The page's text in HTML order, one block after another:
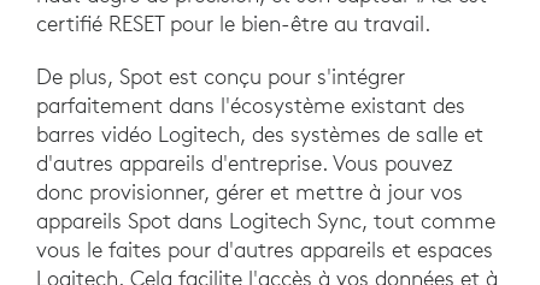
certifié RESET pour le bien-être au travail.
De plus, Spot est conçu pour s'intégrer
parfaitement dans l'écosystème existant des
barres vidéo Logitech, des systèmes de salle et
d'autres appareils d'entreprise. Vous pouvez
donc provisionner, gérer et mettre à jour vos
appareils Spot dans Logitech Sync, tout comme
vous le faites pour d'autres appareils et espaces
Logitech. Cela facilite l'accès à vos données et à